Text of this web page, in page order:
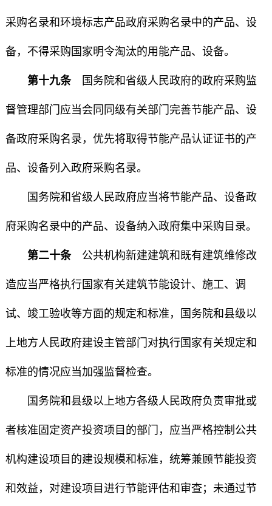
采购名录和环境标志产品政府采购名录中的产品、设
备，不得采购国家明令淘汰的用能产品、设备。
第十九条国务院和省级人民政府的政府采购监
督管理部门应当会同同级有关部门完善节能产品、设
备政府采购名录，优先将取得节能产品认证证书的产
品、设备列入政府采购名录。
国务院和省级人民政府应当将节能产品、设备政
府采购名录中的产品、设备纳入政府集中采购目录。
第二十条公共机构新建建筑和既有建筑维修改
造应当严格执行国家有关建筑节能设计、施工、调
试、竣工验收等方面的规定和标准，国务院和县级以
上地方人民政府建设主管部门对执行国家有关规定和
标准的情况应当加强监督检查。
国务院和县级以上地方各级人民政府负责审批或
者核准固定资产投资项目的部门，应当严格控制公共
机构建设项目的建设规模和标准，统筹兼顾节能投资
和效益，对建设项目进行节能评估和审查；未通过节